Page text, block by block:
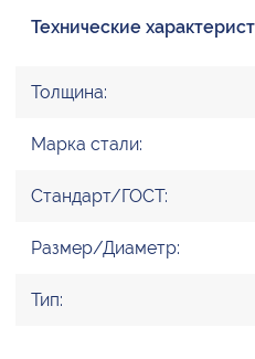
Технические
Толщина:
Марка стали:
Стандарт/ГОСТ:
Размер/Диаметр:
Тип: